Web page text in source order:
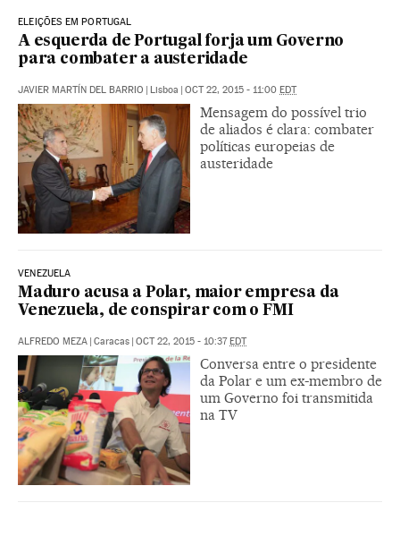
ELEIÇÕES EM PORTUGAL
A esquerda de Portugal forja um Governo
para combater a austeridade
JAVIER MARTÍN DEL BARRIO | Lisboa | OCT 22, 2015 - 11:00 EDT
Mensagem do possível trio
de aliados é clara: combater
políticas europeias de
austeridade
VENEZUELA
Maduro acusa a Polar, maior empresa da
Venezuela, de conspirar com o FMI
ALFREDO MEZA | Caracas | OCT 22, 2015 - 10:37EDT
Conversa entre o presidente
da Polar e um ex-membro de
um Governo foi transmitida
na TV